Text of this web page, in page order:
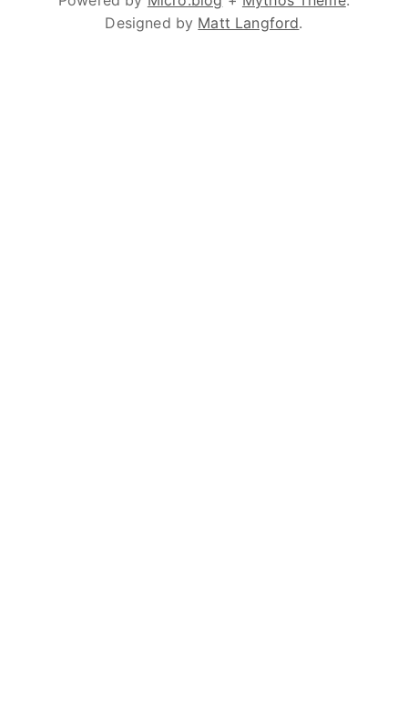
Designed by Matt Langford.